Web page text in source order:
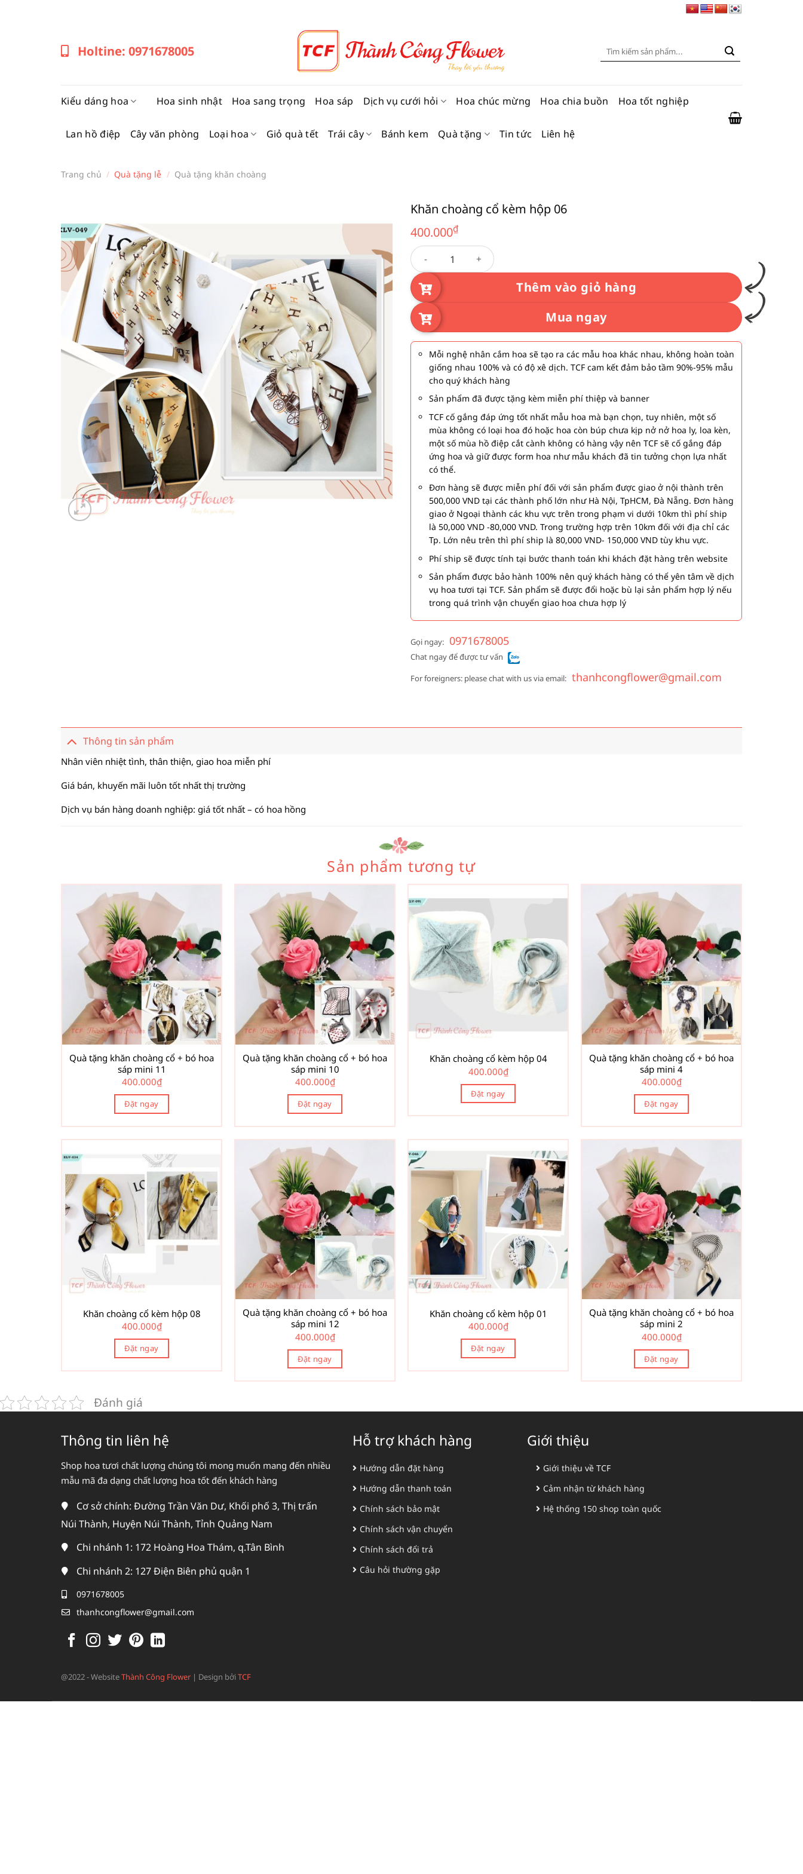
Holtine: 0971678005
Tìm
Kiểu dáng hoa Hoa sinh nhật Hoa sang trọng Hoa sáp Dịch vụ cưới hỏi Hoa chúc mừng Hoa chia buồn Hoa tốt nghiệp
Lan hồ điệp Cây văn phòng Loại hoa Giỏ quà tết Trái cây Bánh kem Quà tặng Tin tức Liên hệ
Trang chủ / Quà tặng lễ / Quà tặng khăn choàng
Khăn choàng cổ kèm hộp 06
400.000₫
Khăn choàng cổ kèm hộp 06 số lượng
Thêm vào giỏ hàng
Mua ngay
Mỗi nghệ nhân cắm hoa sẽ tạo ra các mẫu hoa khác nhau, không hoàn toàn
giống nhau 100% và có độ xê dịch. TCF cam kết đảm bảo tầm 90%-95% mẫu
cho quý khách hàng
Sản phẩm đã được tặng kèm miễn phí thiệp và banner
TCF cố gắng đáp ứng tốt nhất mẫu hoa mà bạn chọn, tuy nhiên, một số
mùa không có loại hoa đó hoặc hoa còn búp chưa kịp nở nở hoa ly, loa kèn,
một số mùa hồ điệp cắt cành không có hàng vậy nên TCF sẽ cố gắng đáp
ứng hoa và giữ được form hoa như mẫu khách đã tin tưởng chọn lựa nhất
có thể.
Đơn hàng sẽ được miễn phí đối với sản phẩm được giao ở nội thành trên
500,000 VND tại các thành phố lớn như Hà Nội, TpHCM, Đà Nẵng. Đơn hàng
giao ở Ngoại thành các khu vực trên trong phạm vi dưới 10km thì phí ship
là 50,000 VND -80,000 VND. Trong trường hợp trên 10km đối với địa chỉ các
Tp. Lớn nêu trên thì phí ship là 80,000 VND- 150,000 VND tùy khu vực.
Phí ship sẽ được tính tại bước thanh toán khi khách đặt hàng trên website
Sản phẩm được bảo hành 100% nên quý khách hàng có thể yên tâm về dịch
vụ hoa tươi tại TCF. Sản phẩm sẽ được đổi hoặc bù lại sản phẩm hợp lý nếu
trong quá trình vận chuyển giao hoa chưa hợp lý
Gọi ngay: 0971678005
Chat ngay để được tư vấn
For foreigners: please chat with us via email: thanhcongflower@gmail.com
Thông tin sản phẩm
Nhân viên nhiệt tình, thân thiện, giao hoa miễn phí
Giá bán, khuyến mãi luôn tốt nhất thị trường
Dịch vụ bán hàng doanh nghiệp: giá tốt nhất – có hoa hồng
Sản phẩm tương tự
Quà tặng khăn choàng cổ + bó hoa
sáp mini 11
400.000₫
Đặt ngay
Quà tặng khăn choàng cổ + bó hoa
sáp mini 10
400.000₫
Đặt ngay
Khăn choàng cổ kèm hộp 04
400.000₫
Đặt ngay
Quà tặng khăn choàng cổ + bó hoa
sáp mini 4
400.000₫
Đặt ngay
Khăn choàng cổ kèm hộp 08
400.000₫
Đặt ngay
Quà tặng khăn choàng cổ + bó hoa
sáp mini 12
400.000₫
Đặt ngay
Khăn choàng cổ kèm hộp 01
400.000₫
Đặt ngay
Quà tặng khăn choàng cổ + bó hoa
sáp mini 2
400.000₫
Đặt ngay
Đánh giá
Thông tin liên hệ
Shop hoa tươi chất lượng chúng tôi mong muốn mang đến nhiều
mẫu mã đa dạng chất lượng hoa tốt đến khách hàng
Cơ sở chính: Đường Trần Văn Dư, Khối phố 3, Thị trấn
Núi Thành, Huyện Núi Thành, Tỉnh Quảng Nam
Chi nhánh 1: 172 Hoàng Hoa Thám, q.Tân Bình
Chi nhánh 2: 127 Điện Biên phủ quận 1
0971678005
thanhcongflower@gmail.com
Hỗ trợ khách hàng
Hướng dẫn đặt hàng
Hướng dẫn thanh toán
Chính sách bảo mật
Chính sách vận chuyển
Chính sách đổi trả
Câu hỏi thường gặp
Giới thiệu
Giới thiệu về TCF
Cảm nhận từ khách hàng
Hệ thống 150 shop toàn quốc
@2022 - WebsiteThành Công Flower | Design bởiTCF